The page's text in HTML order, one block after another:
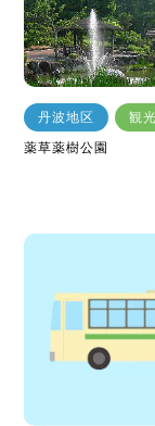
丹波地区
観
薬草薬樹公園